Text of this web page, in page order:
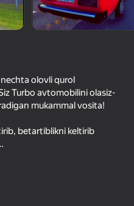
olovli qurol
Turbo avtomobilini olasiz-
mukammal vosita!
betartiblikni keltirib